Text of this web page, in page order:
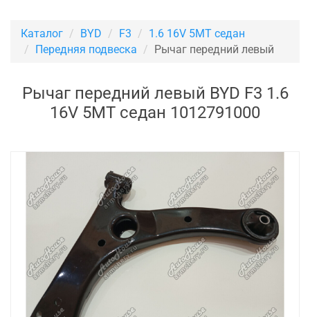
Каталог BYD F3
1.6 16V 5MT седан
Передняя подвеска
Рычаг передний левый
Рычаг передний левый BYD F3 1.6
16V 5MT седан 1012791000